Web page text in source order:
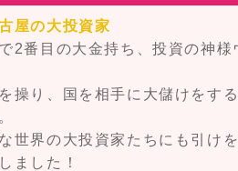
屋の大投資家
2番目の大金持ち、投資の神様
操り、国を相手に大儲けをす
世界の大投資家たちにも引け
ました！